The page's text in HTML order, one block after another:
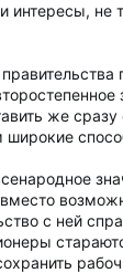
не
же
широкие
с ней